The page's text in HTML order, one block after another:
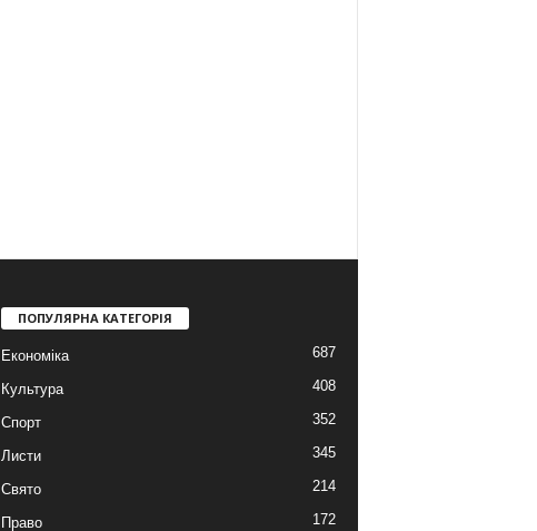
ПОПУЛЯРНА КАТЕГОРІЯ
Економіка 687
Культура 408
Спорт 352
Листи 345
Свято 214
Право 172